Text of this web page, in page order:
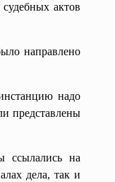
актов
направлено
надо
представлены
ссылались на
дела, так и